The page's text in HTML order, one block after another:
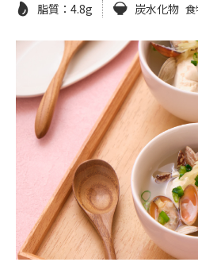
脂質： 4.8g 炭水化物 食